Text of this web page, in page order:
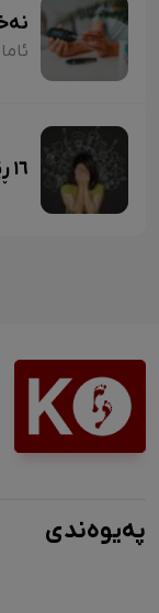
١٦ ڕێکاری ڕزگاری لە بیرکردنەوەی نەرێنی
پەیوەندی